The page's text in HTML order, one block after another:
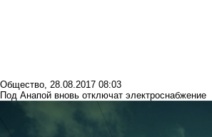
Общество, 28.08.2017 08:03
Под Анапой вновь отключат электроснабжение